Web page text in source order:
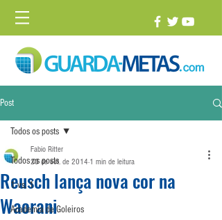
Post
Todos os posts
1 vs. 1
Academia de Goleiros
Todos os posts
Reusch lança nova cor na
Waorani
Fabio Ritter
23 de set. de 2014 1 min de leitura